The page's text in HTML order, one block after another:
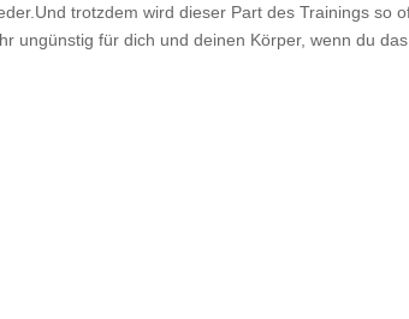
trotzdem wird dieser Part des Trainings so
ungünstig für dich und deinen Körper, wenn du das